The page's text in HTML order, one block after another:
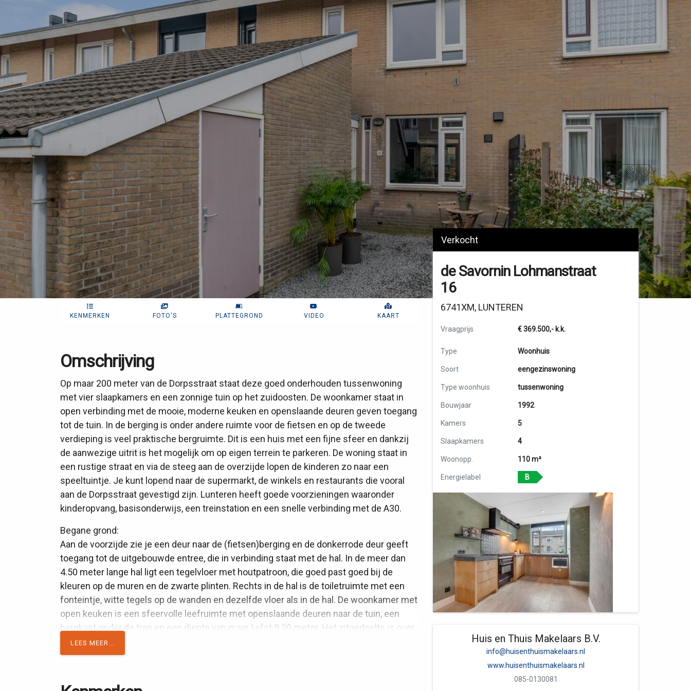
Verkocht
de Savornin Lohmanstraat
16
6741XM, LUNTEREN
Vraagprijs € 369.500,- k.k.
Type Woonhuis
Soort eengezinswoning
Type woonhuis tussenwoning
Bouwjaar 1992
Kamers 5
Slaapkamers 4
Woonopp. 110 m²
Energielabel B
Huis en Thuis Makelaars B.V.
info@huisenthuismakelaars.nl
www.huisenthuismakelaars.nl
085-0130081
KENMERKEN FOTO'S PLATTEGROND VIDEO KAART
Omschrijving
Op maar 200 meter van de Dorpsstraat staat deze goed onderhouden tussenwoning
met vier slaapkamers en een zonnige tuin op het zuidoosten. De woonkamer staat in
open verbinding met de mooie, moderne keuken en openslaande deuren geven toegang
tot de tuin. In de berging is onder andere ruimte voor de fietsen en op de tweede
verdieping is veel praktische bergruimte. Dit is een huis met een fijne sfeer en dankzij
de aanwezige uitrit is het mogelijk om op eigen terrein te parkeren. De woning staat in
een rustige straat en via de steeg aan de overzijde lopen de kinderen zo naar een
speeltuintje. Je kunt lopend naar de supermarkt, de winkels en restaurants die vooral
aan de Dorpsstraat gevestigd zijn. Lunteren heeft goede voorzieningen waaronder
kinderopvang, basisonderwijs, een treinstation en een snelle verbinding met de A30.
Begane grond:
Aan de voorzijde zie je een deur naar de (fietsen)berging en de donkerrode deur geeft
toegang tot de uitgebouwde entree, die in verbinding staat met de hal. In de meer dan
4.50 meter lange hal ligt een tegelvloer met houtpatroon, die goed past goed bij de
kleuren op de muren en de zwarte plinten. Rechts in de hal is de toiletruimte met een
fonteintje, witte tegels op de wanden en dezelfde vloer als in de hal. De woonkamer met
open keuken is een sfeervolle leefruimte met openslaande deuren naar de tuin, een
bergkast onder de trap en een diepte van maar liefst 9.30 meter. Het zitgedeelte is over
de hele breedte van de woning en het eetgedeelte grenst aan de keuken. Een groot deel
van de wanden is afgewerkt met betonstuc, geschilderd in trendy kleuren. In de open
blad met gootsteen van hardsteen. Blikvanger is het grote Boretti gasfornuis met oven
LEES MEER...